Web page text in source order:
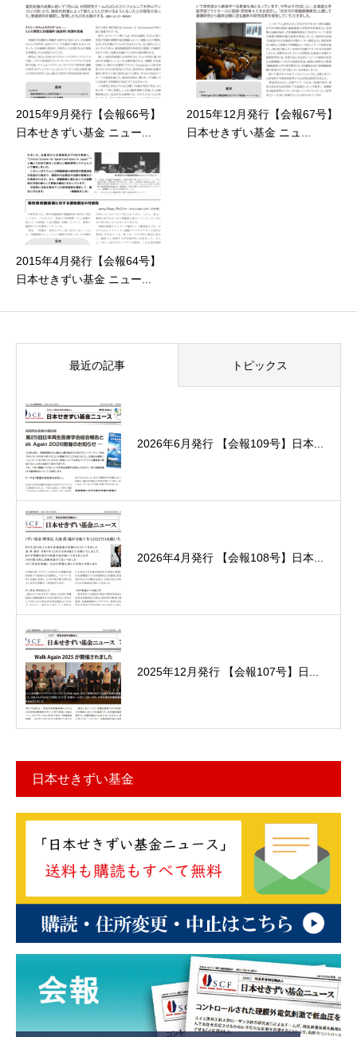
2015年9月発行【会報66号】
日本せきずい基金 ニュー...
2015年12月発行【会報67号】
日本せきずい基金 ニュ...
2015年4月発行【会報64号】
日本せきずい基金 ニュー...
最近の記事 トピックス
2026年6月発行 【会報109号】日本...
2026年4月発行 【会報108号】日本...
2025年12月発行 【会報107号】日...
日本せきずい基金